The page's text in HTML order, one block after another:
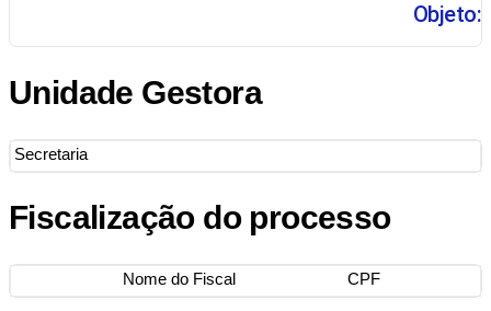
Objeto:
Unidade Gestora
Secretaria
Fiscalização do processo
Nome do Fiscal CPF